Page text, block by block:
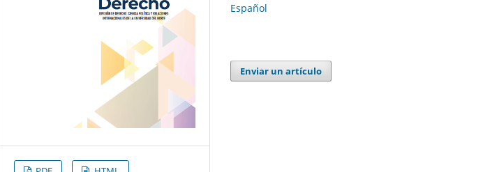
Español
Enviar un artículo